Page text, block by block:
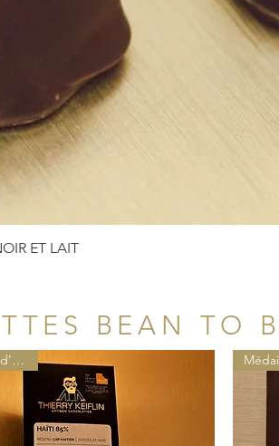
Aperçu rapide
ET LAIT
BEAN TO
Médaille d'or 2025